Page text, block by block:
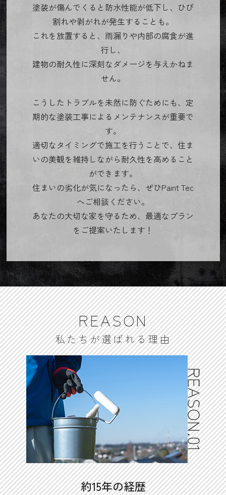
塗装が傷んでくると防水性能が低下し、ひび
割れや剥がれが発生することも。
これを放置すると、雨漏りや内部の腐食が進
行し、
建物の耐久性に深刻なダメージを与えかねま
せん。
こうしたトラブルを未然に防ぐためにも、定
期的な塗装工事によるメンテナンスが重要で
す。
適切なタイミングで施工を行うことで、住ま
いの美観を維持しながら耐久性を高めること
ができます。
住まいの劣化が気になったら、ぜひPaint Tec
へご相談ください。
あなたの大切な家を守るため、最適なプラン
をご提案いたします！
REASON
私たちが選ばれる理由
約15年の経歴